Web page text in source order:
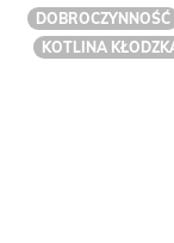
DOBROCZYNNOŚĆ
KOTLINA